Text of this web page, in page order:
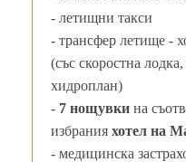
- летищни такси
- трансфер летище -
(със скоростна
хидроплан)
- 7 нощувки на
избрания хотел на
- медицинска